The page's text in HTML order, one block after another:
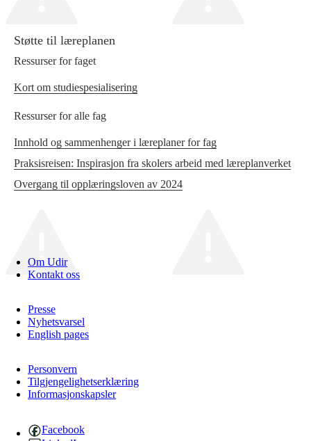
Støtte til læreplanen
Ressurser for faget
Kort om studiespesialisering
Ressurser for alle fag
Innhold og sammenhenger i læreplaner for fag
Praksisreisen: Inspirasjon fra skolers arbeid med læreplanverket
Overgang til opplæringsloven av 2024
Om Udir
Kontakt oss
Presse
Nyhetsvarsel
English pages
Personvern
Tilgjengelighetserklæring
Informasjonskapsler
Facebook